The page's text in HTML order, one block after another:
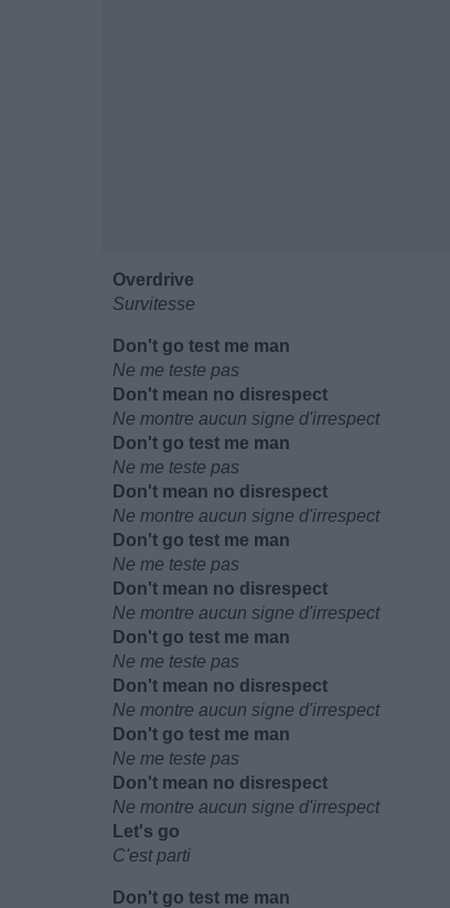
Overdrive
Survitesse
Don't go test me man
Ne me teste pas
Don't mean no disrespect
Ne montre aucun signe d'irrespect
Don't go test me man
Ne me teste pas
Don't mean no disrespect
Ne montre aucun signe d'irrespect
Don't go test me man
Ne me teste pas
Don't mean no disrespect
Ne montre aucun signe d'irrespect
Don't go test me man
Ne me teste pas
Don't mean no disrespect
Ne montre aucun signe d'irrespect
Don't go test me man
Ne me teste pas
Don't mean no disrespect
Ne montre aucun signe d'irrespect
Let's go
C'est parti
Don't go test me man